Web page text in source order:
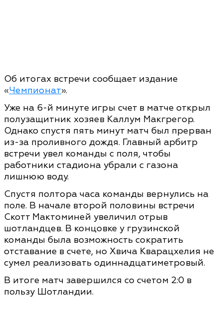
Об итогах встречи сообщает издание
«Чемпионат».
Уже на 6-й минуте игры счет в матче открыл
полузащитник хозяев Каллум Макгрегор.
Однако спустя пять минут матч был прерван
из-за проливного дождя. Главный арбитр
встречи увел команды с поля, чтобы
работники стадиона убрали с газона
лишнюю воду.
Спустя полтора часа команды вернулись на
поле. В начале второй половины встречи
Скотт Мактоминей увеличил отрыв
шотландцев. В концовке у грузинской
команды была возможность сократить
отставание в счете, но Хвича Кварацхелия не
сумел реализовать одиннадцатиметровый.
В итоге матч завершился со счетом 2:0 в
пользу Шотландии.